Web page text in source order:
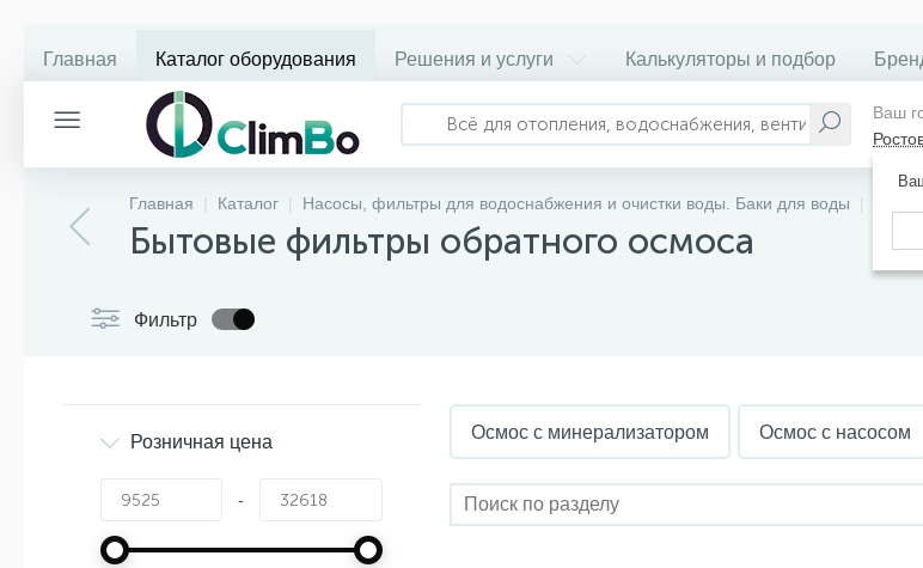
Главная Каталог оборудования Решения и услуги Калькуляторы и подбор
Ваш
Главная Каталог Насосы, фильтры для водоснабжения и очистки воды. Баки для воды
Бытовые фильтры обратного осмоса
Фильтр
Розничная цена
-
Осмос с минерализатором Осмос с насосом